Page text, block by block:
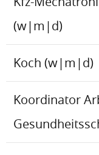
(w|m|d)
Koch (w|m|d)
Koordinator